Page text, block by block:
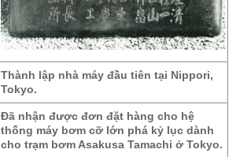
Thành lập nhà máy đầu tiên tại Nippori,
Tokyo.
Đã nhận được đơn đặt hàng cho hệ
thống máy bơm cỡ lớn phá kỷ lục dành
cho trạm bơm Asakusa Tamachi ở Tokyo.